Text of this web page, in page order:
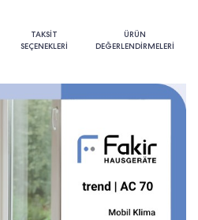
TAKSİT
SEÇENEKLERİ
ÜRÜN
DEĞERLENDİRMELERİ